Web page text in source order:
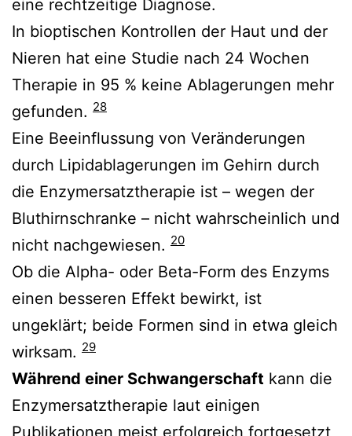
eine rechtzeitige Diagnose.
In bioptischen Kontrollen der Haut und der
Nieren hat eine Studie nach 24 Wochen
Therapie in 95 % keine Ablagerungen mehr
gefunden. 28
Eine Beeinflussung von Veränderungen
durch Lipidablagerungen im Gehirn durch
die Enzymersatztherapie ist – wegen der
Bluthirnschranke – nicht wahrscheinlich und
nicht nachgewiesen. 20
Ob die Alpha- oder Beta-Form des Enzyms
einen besseren Effekt bewirkt, ist
ungeklärt; beide Formen sind in etwa gleich
wirksam. 29
Während einer Schwangerschaft kann die
Enzymersatztherapie laut einigen
Publikationen meist erfolgreich fortgesetzt